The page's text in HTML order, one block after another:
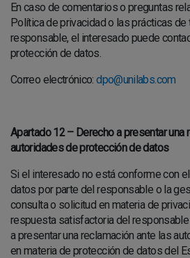
En caso de comentarios o preguntas
Política de privacidad o las prácticas
responsable, el interesado puede
protección de datos.
Correo electrónico:dpo@unilabs.com
Apartado 12 – Derecho a presentar una
autoridades de protección de datos
Si el interesado no está conforme con
datos por parte del responsable o la
consulta o solicitud en materia de
respuesta satisfactoria del responsable
a presentar una reclamación ante las
en materia de protección de datos del